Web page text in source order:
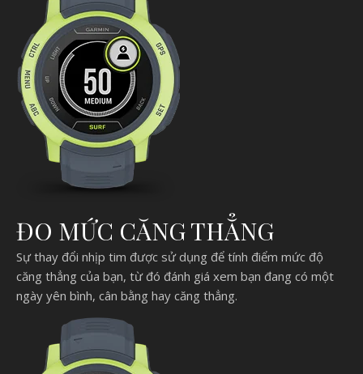
ĐO MỨC CĂNG THẲNG
Sự thay đổi nhịp tim được sử dụng để tính điểm mức độ
căng thẳng của bạn, từ đó đánh giá xem bạn đang có một
ngày yên bình, cân bằng hay căng thẳng.